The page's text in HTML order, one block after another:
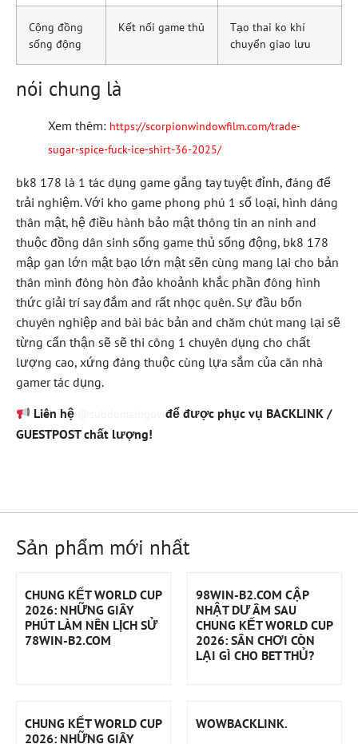
Cộng đồng
sống động
Kết nối game thủ
Tạo thai ko khí
chuyển giao lưu
nói chung là
Xem thêm: https://scorpionwindowfilm.com/trade-
sugar-spice-fuck-ice-shirt-36-2025/
bk8 178 là 1 tác dụng game gắng tay tuyệt đỉnh, đáng để
trải nghiệm. Với kho game phong phú 1 số loại, hình dáng
thân mật, hệ điều hành bảo mật thông tin an ninh and
thuộc đồng dân sinh sống game thủ sống động, bk8 178
mập gan lớn mật bạo lớn mật sẽn cùng mang lại cho bản
thân mình đông hòn đảo khoảnh khắc phần đông hình
thức giải trí say đắm and rất nhọc quên. Sự đầu bốn
chuyên nghiệp and bài bác bản and chăm chút mang lại sẽ
từng cẩn thận sẽ sẽ thi công 1 chuyên dụng cho chất
lượng cao, xứng đáng thuộc cùng lựa sắm của căn nhà
gamer tác dụng.
Liên hệ
để được phục vụ BACKLINK /
GUESTPOST chất lượng!
Sản phẩm mới nhất
CHUNG KẾT WORLD CUP
2026: NHỮNG GIÂY
PHÚT LÀM NÊN LỊCH SỬ
78WIN-B2.COM
98WIN-B2.COM CẬP
NHẬT DƯ ÂM SAU
CHUNG KẾT WORLD CUP
2026: SÂN CHƠI CÒN
LẠI GÌ CHO BET THỦ?
CHUNG KẾT WORLD CUP
2026: NHỮNG GIÂY
WOWBACKLINK.